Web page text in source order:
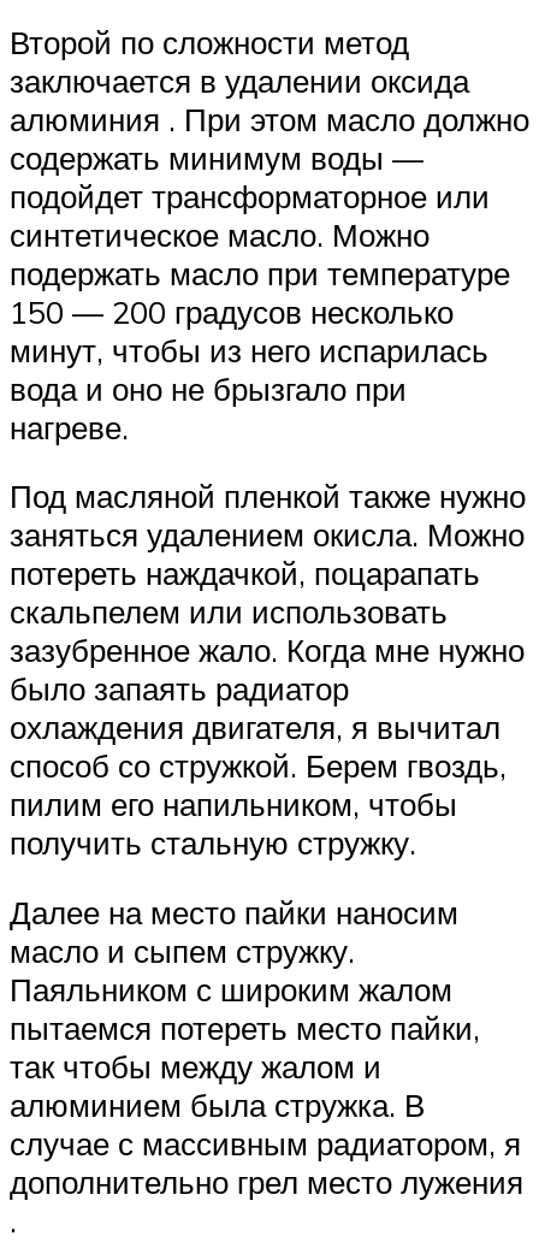
Второй по сложности метод
заключается в удалении оксида
алюминия . При этом масло должно
содержать минимум воды —
подойдет трансформаторное или
синтетическое масло. Можно
подержать масло при температуре
150 — 200 градусов несколько
минут, чтобы из него испарилась
вода и оно не брызгало при
нагреве.
Под масляной пленкой также нужно
заняться удалением окисла. Можно
потереть наждачкой, поцарапать
скальпелем или использовать
зазубренное жало. Когда мне нужно
было запаять радиатор
охлаждения двигателя, я вычитал
способ со стружкой. Берем гвоздь,
пилим его напильником, чтобы
получить стальную стружку.
Далее на место пайки наносим
масло и сыпем стружку.
Паяльником с широким жалом
пытаемся потереть место пайки,
так чтобы между жалом и
алюминием была стружка. В
случае с массивным радиатором, я
дополнительно грел место лужения
.